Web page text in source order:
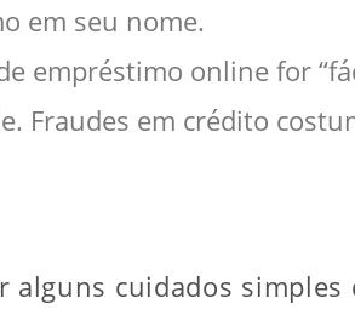
em seu nome.
empréstimo online for
Fraudes em crédito
alguns cuidados